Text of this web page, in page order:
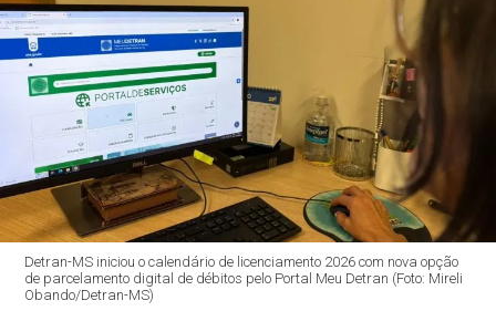
Detran-MS iniciou o calendário de licenciamento 2026 com nova opção
de parcelamento digital de débitos pelo Portal Meu Detran (Foto: Mireli
Obando/Detran-MS)